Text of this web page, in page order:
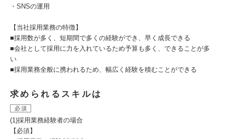
・SNSの運用
【当社採用業務の特徴】
■採用数が多く、短期間で多くの経験ができ、早く成長できる
■会社として採用に力を入れているため予算も多く、できることが多
い
■採用業務全般に携われるため、幅広く経験を積むことができる
求められるスキルは
必須
(1)採用業務経験者の場合
【必須】